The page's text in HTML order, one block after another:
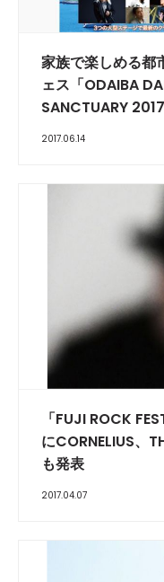
家族で楽しめる都
ェス「ODAIBA
SANCTUARY
2017.06.14
「FUJI ROCK
にCORNELIUS、
も発表
2017.04.07